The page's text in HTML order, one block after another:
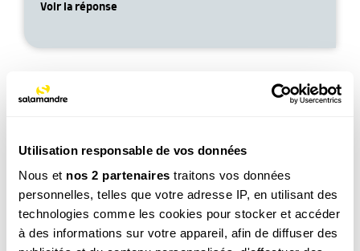
Utilisation responsable de vos données
Nous et nos 2 partenaires traitons vos données
personnelles, telles que votre adresse IP, en utilisant des
technologies comme les cookies pour stocker et accéder
à des informations sur votre appareil, afin de diffuser des
Voir la réponse
Léo, 6 ans
Est-ce que les fourmis elles dorment ?
Voir la réponse